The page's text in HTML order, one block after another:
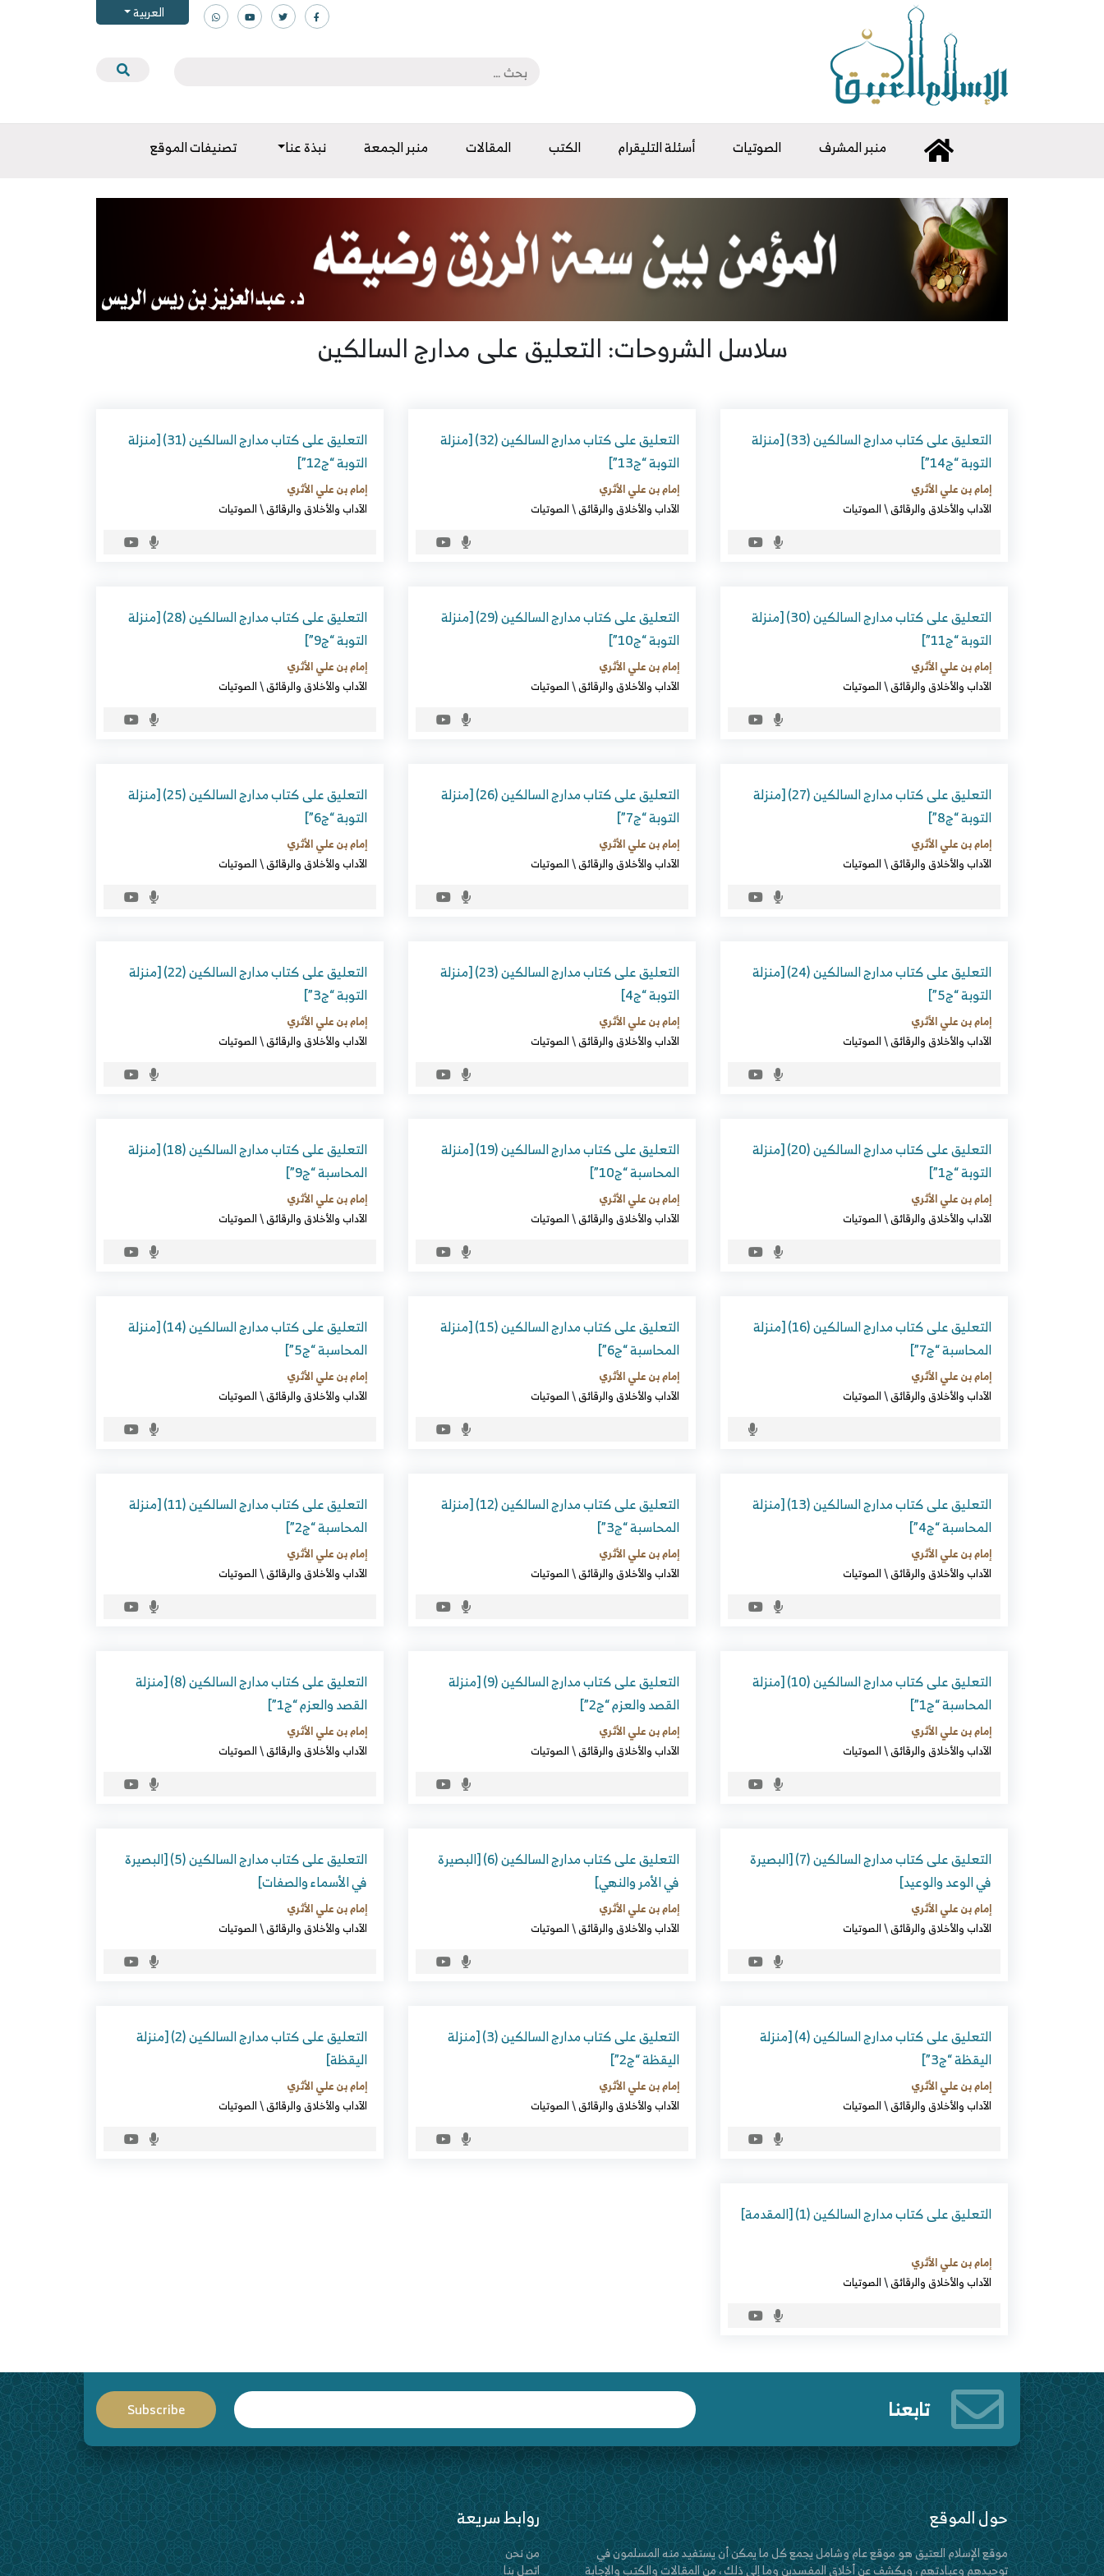
العربية
منبر المشرف الصوتيات أسئلة التليقرام الكتب المقالات منبر الجمعة نبذة عنا تصنيفات الموقع
سلاسل الشروحات: التعليق على مدارج السالكين
التعليق على كتاب مدارج السالكين (33) [منزلة
التوبة “ج14”]
إمام بن علي الأثري
الآداب والأخلاق والرقائق\الصوتيات
التعليق على كتاب مدارج السالكين (32) [منزلة
التوبة “ج13”]
إمام بن علي الأثري
الآداب والأخلاق والرقائق\الصوتيات
التعليق على كتاب مدارج السالكين (31) [منزلة
التوبة “ج12”]
إمام بن علي الأثري
الآداب والأخلاق والرقائق\الصوتيات
التعليق على كتاب مدارج السالكين (30) [منزلة
التوبة “ج11”]
إمام بن علي الأثري
الآداب والأخلاق والرقائق\الصوتيات
التعليق على كتاب مدارج السالكين (29) [منزلة
التوبة “ج10”]
إمام بن علي الأثري
الآداب والأخلاق والرقائق\الصوتيات
التعليق على كتاب مدارج السالكين (28) [منزلة
التوبة “ج9”]
إمام بن علي الأثري
الآداب والأخلاق والرقائق\الصوتيات
التعليق على كتاب مدارج السالكين (27) [منزلة
التوبة “ج8”]
إمام بن علي الأثري
الآداب والأخلاق والرقائق\الصوتيات
التعليق على كتاب مدارج السالكين (26) [منزلة
التوبة “ج7”]
إمام بن علي الأثري
الآداب والأخلاق والرقائق\الصوتيات
التعليق على كتاب مدارج السالكين (25) [منزلة
التوبة “ج6”]
إمام بن علي الأثري
الآداب والأخلاق والرقائق\الصوتيات
التعليق على كتاب مدارج السالكين (24) [منزلة
التوبة “ج5”]
إمام بن علي الأثري
الآداب والأخلاق والرقائق\الصوتيات
التعليق على كتاب مدارج السالكين (23) [منزلة
التوبة “ج4]
إمام بن علي الأثري
الآداب والأخلاق والرقائق\الصوتيات
التعليق على كتاب مدارج السالكين (22) [منزلة
التوبة “ج3”]
إمام بن علي الأثري
الآداب والأخلاق والرقائق\الصوتيات
التعليق على كتاب مدارج السالكين (20) [منزلة
التوبة “ج1”]
إمام بن علي الأثري
الآداب والأخلاق والرقائق\الصوتيات
التعليق على كتاب مدارج السالكين (19) [منزلة
المحاسبة “ج10”]
إمام بن علي الأثري
الآداب والأخلاق والرقائق\الصوتيات
التعليق على كتاب مدارج السالكين (18) [منزلة
المحاسبة “ج9”]
إمام بن علي الأثري
الآداب والأخلاق والرقائق\الصوتيات
التعليق على كتاب مدارج السالكين (16) [منزلة
المحاسبة “ج7”]
إمام بن علي الأثري
الآداب والأخلاق والرقائق\الصوتيات
التعليق على كتاب مدارج السالكين (15) [منزلة
المحاسبة “ج6”]
إمام بن علي الأثري
الآداب والأخلاق والرقائق\الصوتيات
التعليق على كتاب مدارج السالكين (14) [منزلة
المحاسبة “ج5”]
إمام بن علي الأثري
الآداب والأخلاق والرقائق\الصوتيات
التعليق على كتاب مدارج السالكين (13) [منزلة
المحاسبة “ج4”]
إمام بن علي الأثري
الآداب والأخلاق والرقائق\الصوتيات
التعليق على كتاب مدارج السالكين (12) [منزلة
المحاسبة “ج3”]
إمام بن علي الأثري
الآداب والأخلاق والرقائق\الصوتيات
التعليق على كتاب مدارج السالكين (11) [منزلة
المحاسبة “ج2”]
إمام بن علي الأثري
الآداب والأخلاق والرقائق\الصوتيات
التعليق على كتاب مدارج السالكين (10) [منزلة
المحاسبة “ج1”]
إمام بن علي الأثري
الآداب والأخلاق والرقائق\الصوتيات
التعليق على كتاب مدارج السالكين (9) [منزلة
القصد والعزم “ج2”]
إمام بن علي الأثري
الآداب والأخلاق والرقائق\الصوتيات
التعليق على كتاب مدارج السالكين (8) [منزلة
القصد والعزم “ج1”]
إمام بن علي الأثري
الآداب والأخلاق والرقائق\الصوتيات
التعليق على كتاب مدارج السالكين (7) [البصيرة
في الوعد والوعيد]
إمام بن علي الأثري
الآداب والأخلاق والرقائق\الصوتيات
التعليق على كتاب مدارج السالكين (6) [البصيرة
في الأمر والنهي]
إمام بن علي الأثري
الآداب والأخلاق والرقائق\الصوتيات
التعليق على كتاب مدارج السالكين (5) [البصيرة
في الأسماء والصفات]
إمام بن علي الأثري
الآداب والأخلاق والرقائق\الصوتيات
التعليق على كتاب مدارج السالكين (4) [منزلة
اليقظة “ج3”]
إمام بن علي الأثري
الآداب والأخلاق والرقائق\الصوتيات
التعليق على كتاب مدارج السالكين (3) [منزلة
اليقظة “ج2”]
إمام بن علي الأثري
الآداب والأخلاق والرقائق\الصوتيات
التعليق على كتاب مدارج السالكين (2) [منزلة
اليقظة]
إمام بن علي الأثري
الآداب والأخلاق والرقائق\الصوتيات
التعليق على كتاب مدارج السالكين (1) [المقدمة]
إمام بن علي الأثري
الآداب والأخلاق والرقائق\الصوتيات
تابعنا
حول الموقع
موقع الإسلام العتيق هو موقع عام وشامل يجمع كل ما يمكن أن يستفيد منه المسلمون في
توحيدهم وعبادتهم ، ويكشف عن أخلاق المفسدين وما إلى ذلك ، من المقالات والكتب والإجابة
روابط سريعة
من نحن
اتصل بنا